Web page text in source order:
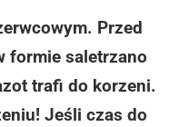
Przed
formie saletrzano
trafi do korzeni.
Jeśli czas do